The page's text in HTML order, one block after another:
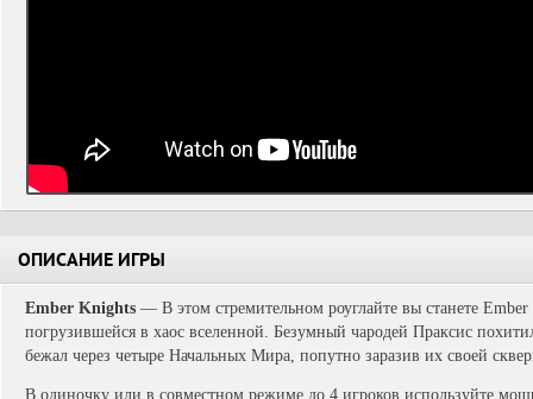
ОПИСАНИЕ ИГРЫ
Ember Knights — В этом стремительном роуглайте вы станете
погрузившейся в хаос вселенной. Безумный чародей Праксис
бежал через четыре Начальных Мира, попутно заразив их своей
В одиночку или в совместном режиме до 4 игроков используйте